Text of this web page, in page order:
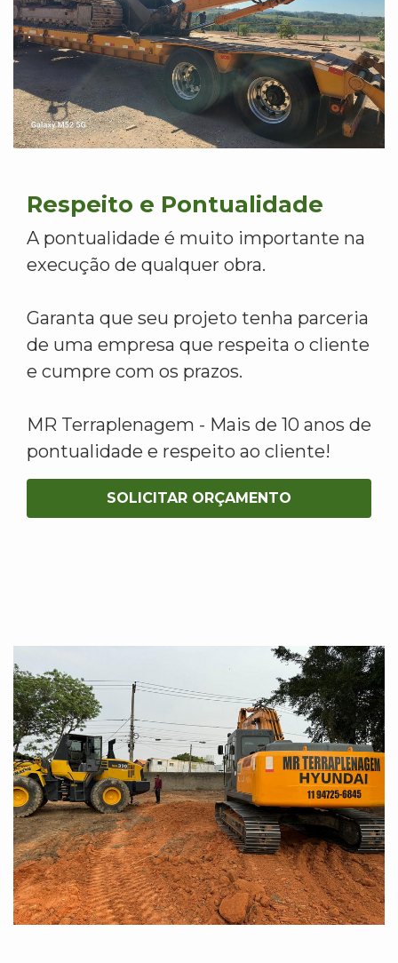
Respeito e Pontualidade
A pontualidade é muito importante na
execução de qualquer obra.
Garanta que seu projeto tenha parceria
de uma empresa que respeita o cliente
e cumpre com os prazos.
MR Terraplenagem - Mais de 10 anos de
pontualidade e respeito ao cliente!
SOLICITAR ORÇAMENTO